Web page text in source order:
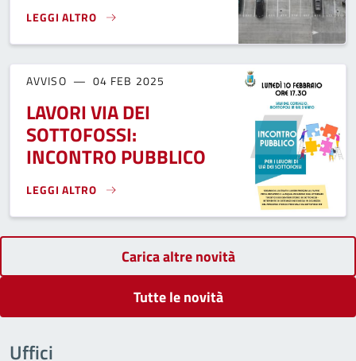
LEGGI ALTRO
RIVOLUZIONE DELLA SOSTA NEL COMUNE DI MONTOPOLI}
AVVISO 04 FEB 2025
LAVORI VIA DEI
SOTTOFOSSI:
INCONTRO PUBBLICO
LEGGI ALTRO
LAVORI VIA DEI SOTTOFOSSI: INCONTRO PUBBLICO}
Carica altre novità
Tutte le novità
Uffici